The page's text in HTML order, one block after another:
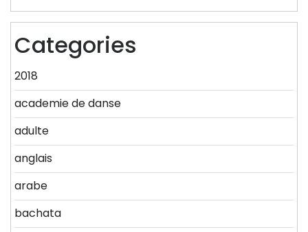
Categories
2018
academie de danse
adulte
anglais
arabe
bachata